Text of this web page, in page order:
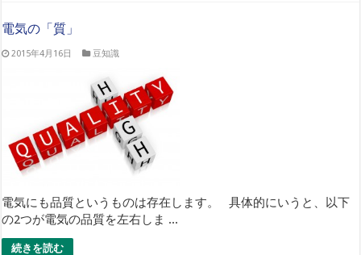
電気の「質」
2015年4月16日 豆知識
電気にも品質というものは存在します。 具体的にいうと、以下
の2つが電気の品質を左右しま ...
続きを読む